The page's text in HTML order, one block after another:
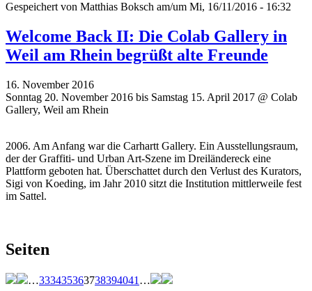
Gespeichert von Matthias Boksch am/um Mi, 16/11/2016 - 16:32
Welcome Back II: Die Colab Gallery in
Weil am Rhein begrüßt alte Freunde
16. November 2016
Sonntag 20. November 2016 bis Samstag 15. April 2017 @ Colab
Gallery, Weil am Rhein
2006. Am Anfang war die Carhartt Gallery. Ein Ausstellungsraum,
der der Graffiti- und Urban Art-Szene im Dreiländereck eine
Plattform geboten hat. Überschattet durch den Verlust des Kurators,
Sigi von Koeding, im Jahr 2010 sitzt die Institution mittlerweile fest
im Sattel.
Seiten
…333435363738394041 …